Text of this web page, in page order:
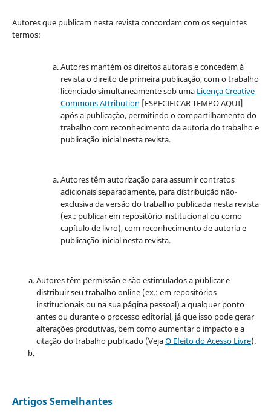
Autores que publicam nesta revista concordam com os seguintes
termos:
Autores mantém os direitos autorais e concedem à
revista o direito de primeira publicação, com o trabalho
licenciado simultaneamente sob uma Licença Creative
Commons Attribution [ESPECIFICAR TEMPO AQUI]
após a publicação, permitindo o compartilhamento do
trabalho com reconhecimento da autoria do trabalho e
publicação inicial nesta revista.
Autores têm autorização para assumir contratos
adicionais separadamente, para distribuição não-
exclusiva da versão do trabalho publicada nesta revista
(ex.: publicar em repositório institucional ou como
capítulo de livro), com reconhecimento de autoria e
publicação inicial nesta revista.
Autores têm permissão e são estimulados a publicar e
distribuir seu trabalho online (ex.: em repositórios
institucionais ou na sua página pessoal) a qualquer ponto
antes ou durante o processo editorial, já que isso pode gerar
alterações produtivas, bem como aumentar o impacto e a
citação do trabalho publicado (VejaO Efeito do Acesso Livre).
Artigos Semelhantes